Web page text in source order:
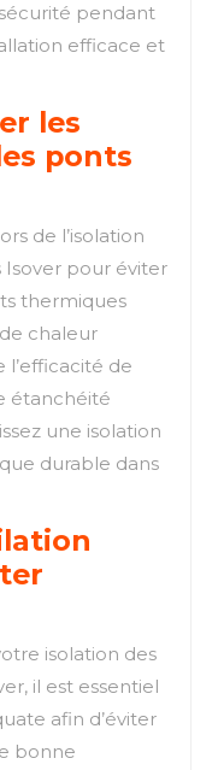
pendant
efficace et
les
ponts
de l’isolation
Isover pour éviter
thermiques
chaleur
de
étanchéité
une isolation
durable dans
isolation des
il est essentiel
afin d’éviter
bonne